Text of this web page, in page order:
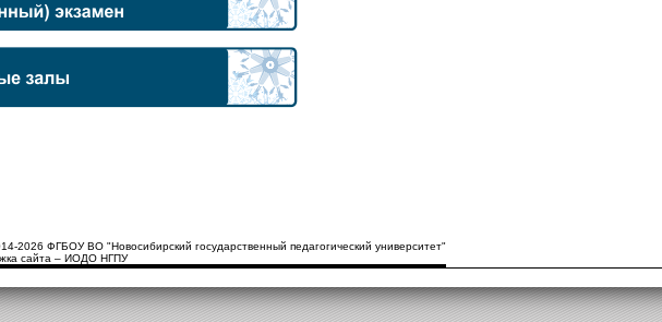
2026 ФГБОУ ВО "Новосибирский государственный педагогический университет"
сайта – ИОДО НГПУ